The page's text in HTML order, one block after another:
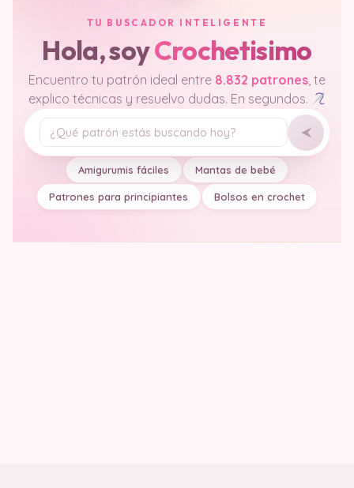
TU BUSCADOR INTELIGENTE
Hola, soyCrochetisimo
Encuentro tu patrón ideal entre 8.832 patrones, te
explico técnicas y resuelvo dudas. En segundos.
Tu pregunta
Amigurumis fáciles Mantas de bebé
Patrones para principiantes Bolsos en crochet